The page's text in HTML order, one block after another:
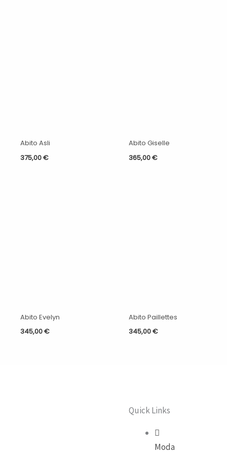
Abito Asli
375,00€
Abito Giselle
365,00€
Abito Evelyn
345,00€
Abito Paillettes
345,00€
Quick Links
Moda